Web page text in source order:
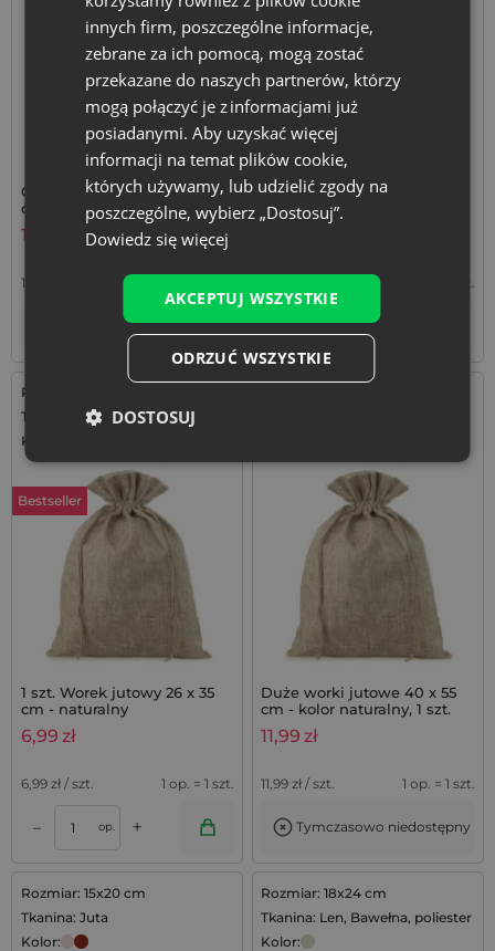
Ciemnofioletowe woreczki z
organzy 9 x 12 cm z
nadrukiem lawendy - 10 szt.
18,79
1,88
Tymczasowo niedostępny
5 szt. Worki z organzy 30 x
40 cm - białe
1 op. = 5 szt.
– op. +
Rozmiar: 26x35 cm
Tkanina: Juta
Kolor:
Bestseller
1 szt. Worek jutowy 26 x 35
cm - naturalny
6,99 zł
6,99 zł / szt. 1 op. = 1 szt.
– op. +
Duże worki jutowe 40 x 55
cm - kolor naturalny, 1 szt.
11,99 zł
11,99 zł / szt. 1 op. = 1 szt.
Tymczasowo niedostępny
Rozmiar: 15x20 cm
Tkanina: Juta
Kolor:
Rozmiar: 18x24 cm
Tkanina: Len, Bawełna, poliester
Kolor:
innych firm, poszczególne informacje,
zebrane za ich pomocą, mogą zostać
przekazane do naszych partnerów, którzy
mogą połączyć je z informacjami już
posiadanymi. Aby uzyskać więcej
informacji na temat plików cookie,
których używamy, lub udzielić zgody na
poszczególne, wybierz „Dostosuj”.
Dowiedz się więcej
AKCEPTUJ WSZYSTKIE
ODRZUĆ WSZYSTKIE
DOSTOSUJ